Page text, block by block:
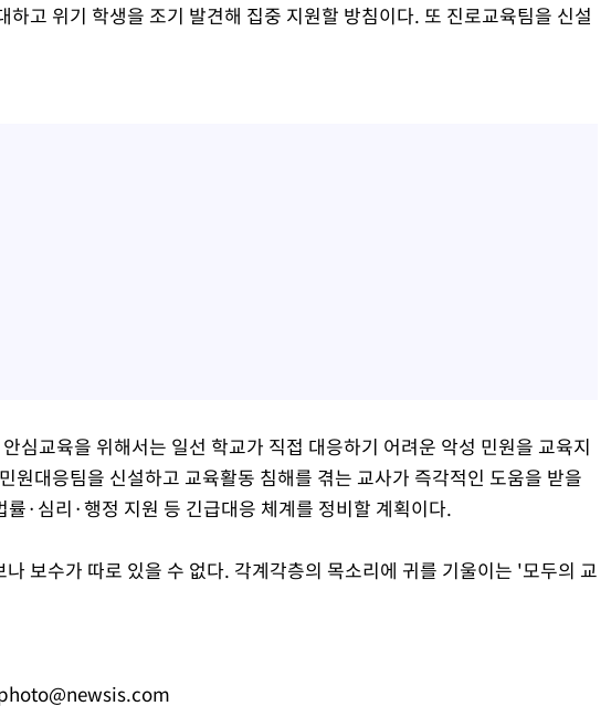
하고 위기 학생을 조기 발견해 집중 지원할 방침이다. 또 진로교육팀을 신설
심교육을 위해서는 일선 학교가 직접 대응하기 어려운 악성 민원을 교육지
원대응팀을 신설하고 교육활동 침해를 겪는 교사가 즉각적인 도움을 받을
률·심리·행정 지원 등 긴급대응 체계를 정비할 계획이다.
보수가 따로 있을 수 없다. 각계각층의 목소리에 귀를 기울이는 '모두의 교